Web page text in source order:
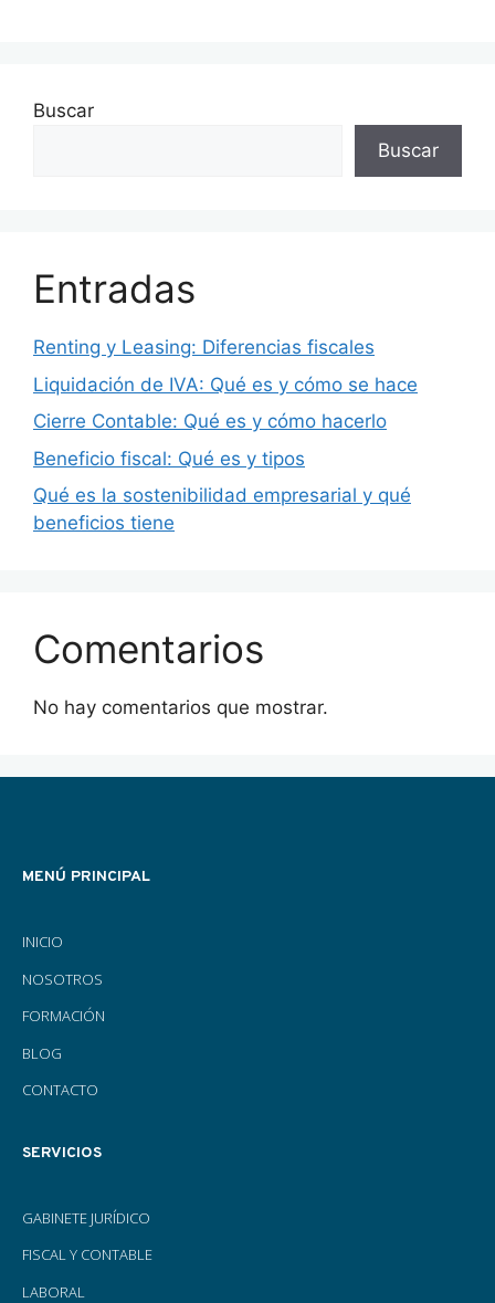
Buscar
Buscar
Entradas
Renting y Leasing: Diferencias fiscales
Liquidación de IVA: Qué es y cómo se hace
Cierre Contable: Qué es y cómo hacerlo
Beneficio fiscal: Qué es y tipos
Qué es la sostenibilidad empresarial y qué
beneficios tiene
Comentarios
No hay comentarios que mostrar.
MENÚ PRINCIPAL
INICIO
NOSOTROS
FORMACIÓN
BLOG
CONTACTO
SERVICIOS
GABINETE JURÍDICO
FISCAL Y CONTABLE
LABORAL